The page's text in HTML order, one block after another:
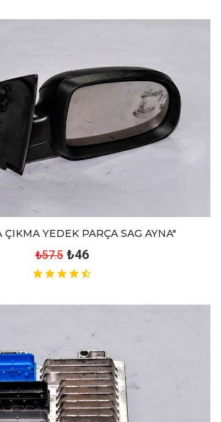
ÇIKMA YEDEK PARÇA SAG AYNA"
₺57.5 ₺46